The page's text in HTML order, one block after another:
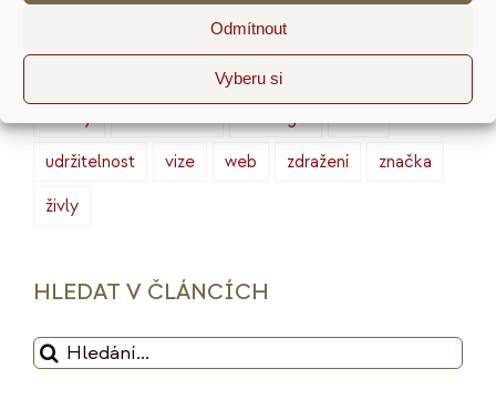
Odmítnout
Vyberu si
podnikání
psychologie
udržitelnost
vize web zdražení
značka
živly
HLEDAT V ČLÁNCÍCH
Hledat: